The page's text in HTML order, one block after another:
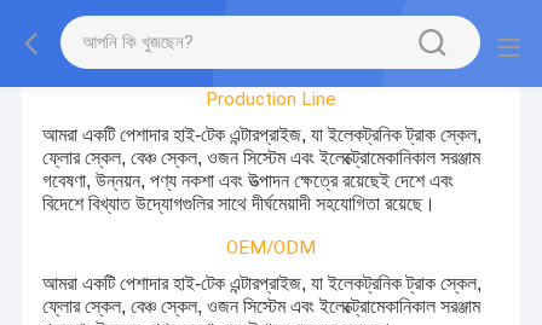
Production Line
আমরা একটি পেশাদার হাই-টেক এন্টারপ্রাইজ, যা ইলেকট্রনিক ট্রাক স্কেল,
ফ্লোর স্কেল, বেঞ্চ স্কেল, ওজন সিস্টেম এবং ইলেক্ট্রোমেকানিকাল সরঞ্জাম
গবেষণা, উন্নয়ন, পণ্য নকশা এবং উত্পাদন ক্ষেত্রে রয়েছেই দেশে এবং
বিদেশে বিখ্যাত উদ্যোগগুলির সাথে দীর্ঘমেয়াদী সহযোগিতা রয়েছে।
OEM/ODM
আমরা একটি পেশাদার হাই-টেক এন্টারপ্রাইজ, যা ইলেকট্রনিক ট্রাক স্কেল,
ফ্লোর স্কেল, বেঞ্চ স্কেল, ওজন সিস্টেম এবং ইলেক্ট্রোমেকানিকাল সরঞ্জাম